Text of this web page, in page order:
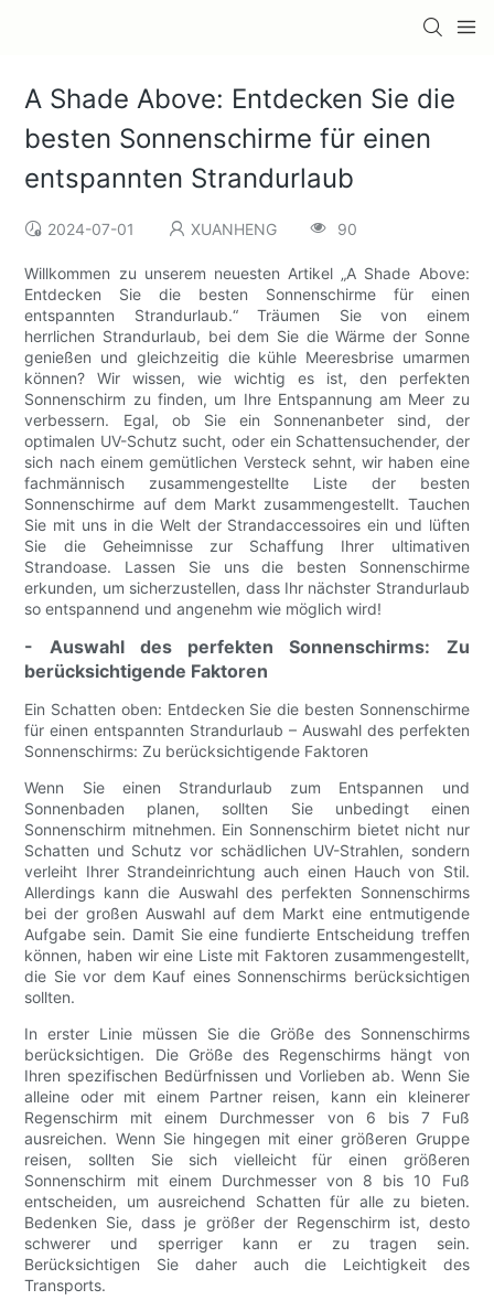
A Shade Above: Entdecken Sie die
besten Sonnenschirme für einen
entspannten Strandurlaub
2024-07-01 XUANHENG 90
Willkommen zu unserem neuesten Artikel „A Shade Above:
Entdecken Sie die besten Sonnenschirme für einen
entspannten Strandurlaub.“ Träumen Sie von einem
herrlichen Strandurlaub, bei dem Sie die Wärme der Sonne
genießen und gleichzeitig die kühle Meeresbrise umarmen
können? Wir wissen, wie wichtig es ist, den perfekten
Sonnenschirm zu finden, um Ihre Entspannung am Meer zu
verbessern. Egal, ob Sie ein Sonnenanbeter sind, der
optimalen UV-Schutz sucht, oder ein Schattensuchender, der
sich nach einem gemütlichen Versteck sehnt, wir haben eine
fachmännisch zusammengestellte Liste der besten
Sonnenschirme auf dem Markt zusammengestellt. Tauchen
Sie mit uns in die Welt der Strandaccessoires ein und lüften
Sie die Geheimnisse zur Schaffung Ihrer ultimativen
Strandoase. Lassen Sie uns die besten Sonnenschirme
erkunden, um sicherzustellen, dass Ihr nächster Strandurlaub
so entspannend und angenehm wie möglich wird!
- Auswahl des perfekten Sonnenschirms: Zu
berücksichtigende Faktoren
Ein Schatten oben: Entdecken Sie die besten Sonnenschirme
für einen entspannten Strandurlaub – Auswahl des perfekten
Sonnenschirms: Zu berücksichtigende Faktoren
Wenn Sie einen Strandurlaub zum Entspannen und
Sonnenbaden planen, sollten Sie unbedingt einen
Sonnenschirm mitnehmen. Ein Sonnenschirm bietet nicht nur
Schatten und Schutz vor schädlichen UV-Strahlen, sondern
verleiht Ihrer Strandeinrichtung auch einen Hauch von Stil.
Allerdings kann die Auswahl des perfekten Sonnenschirms
bei der großen Auswahl auf dem Markt eine entmutigende
Aufgabe sein. Damit Sie eine fundierte Entscheidung treffen
können, haben wir eine Liste mit Faktoren zusammengestellt,
die Sie vor dem Kauf eines Sonnenschirms berücksichtigen
sollten.
In erster Linie müssen Sie die Größe des Sonnenschirms
berücksichtigen. Die Größe des Regenschirms hängt von
Ihren spezifischen Bedürfnissen und Vorlieben ab. Wenn Sie
alleine oder mit einem Partner reisen, kann ein kleinerer
Regenschirm mit einem Durchmesser von 6 bis 7 Fuß
ausreichen. Wenn Sie hingegen mit einer größeren Gruppe
reisen, sollten Sie sich vielleicht für einen größeren
Sonnenschirm mit einem Durchmesser von 8 bis 10 Fuß
entscheiden, um ausreichend Schatten für alle zu bieten.
Bedenken Sie, dass je größer der Regenschirm ist, desto
schwerer und sperriger kann er zu tragen sein.
Berücksichtigen Sie daher auch die Leichtigkeit des
Transports.